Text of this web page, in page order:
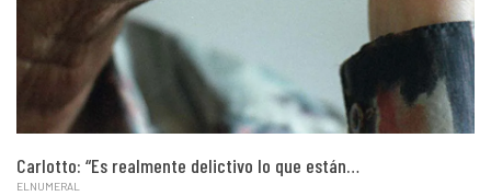
Carlotto: “Es realmente delictivo lo que están…
ELNUMERAL